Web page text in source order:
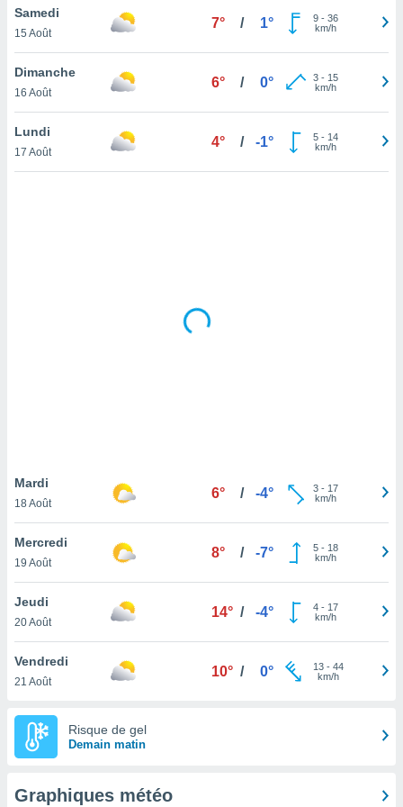
en
de
pas
de
à
cas,
que
sur le
et que
Samedi
15 Août
7° / 1° 9- 36
km/h
Dimanche
16 Août
6° / 0° 3- 15
km/h
Lundi
17 Août
4° / -1° 5- 14
km/h
Mardi
18 Août
6° / -4° 3- 17
km/h
Mercredi
19 Août
8° / -7° 5- 18
km/h
Jeudi
20 Août
14° / -4° 4- 17
km/h
Vendredi
21 Août
10° / 0° 13- 44
km/h
Risque de gel
Demain matin
Graphiques météo